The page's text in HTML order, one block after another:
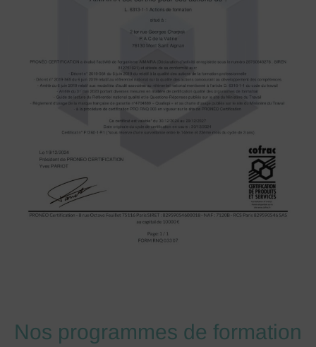
Nos programmes de formation